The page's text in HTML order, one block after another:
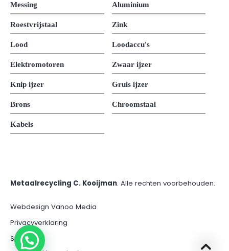
Messing Aluminium
Roestvrijstaal Zink
Lood Loodaccu's
Elektromotoren Zwaar ijzer
Knip ijzer Gruis ijzer
Brons Chroomstaal
Kabels
Metaalrecycling C. Kooijman. Alle rechten voorbehouden.
Webdesign Vanoo Media
Privacyverklaring
Sitemap